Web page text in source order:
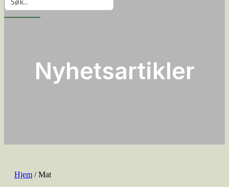
Nyhetsartikler
Hjem / Mat